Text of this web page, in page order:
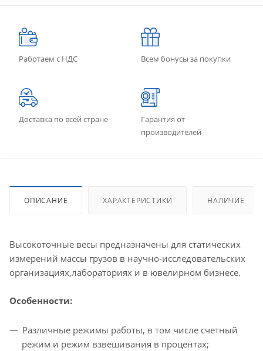
Работаем с НДС Всем бонусы за покупки
Доставка по всей стране
Гарантия от
производителей
ОПИСАНИЕ ХАРАКТЕРИСТИКИ НАЛИЧИЕ
Высокоточные весы предназначены для статических
измерений массы грузов в научно-исследовательских
организациях,лабораториях и в ювелирном бизнесе.
Особенности:
Различные режимы работы, в том числе счетный
режим и режим взвешивания в процентах;